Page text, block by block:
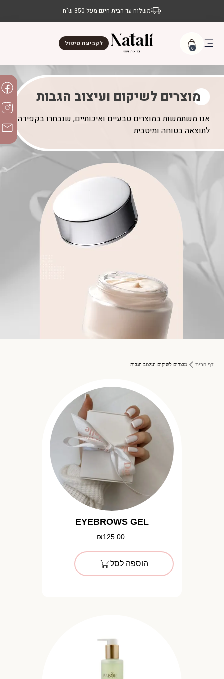
משלוח עד הבית חינם מעל 350 ש"ח
0
לקביעת טיפול
מוצרים לשיקום ועיצוב הגבות
אנו משתמשות במוצרים טבעיים ואיכותיים, שנבחרו בקפידה
לתוצאה בטוחה ומיטבית
דף הבית מוצרים לשיקום ועיצוב הגבות
EYEBROWS GEL
125.00
₪
הוספה לסל